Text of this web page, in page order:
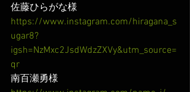
佐藤ひらがな様
https://www.instagram.com/hiragana_s
ugar8?
igsh=NzMxc2JsdWdzZXVy&utm_source=
qr
南百瀬勇様